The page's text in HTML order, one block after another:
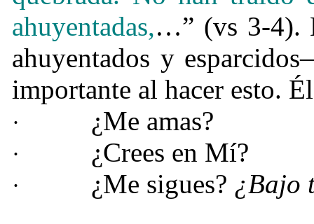
ahuyentadas,…” (vs 3-4).
ahuyentados y
importante al hacer esto.
· ¿Me amas?
· ¿Crees en Mí?
· ¿Me sigues? ¿Bajo